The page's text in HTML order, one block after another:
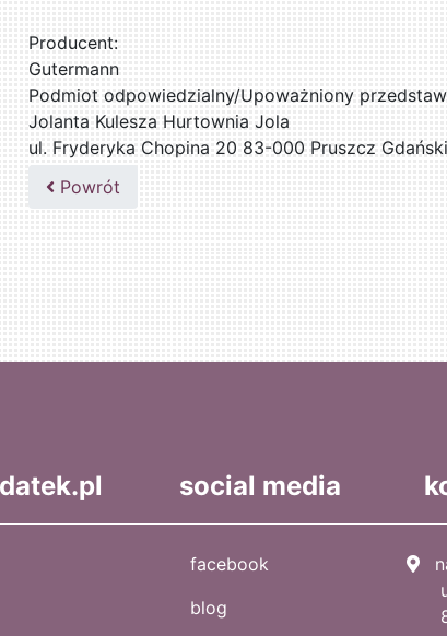
Producent:
Gutermann
Podmiot odpowiedzialny/Upoważniony
Jolanta Kulesza Hurtownia Jola
ul. Fryderyka Chopina 20 83-000 Pruszcz Gdański
502047435
Powrót
social media
facebook
blog
ul.